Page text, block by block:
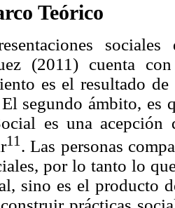
Teórico
(2011) cuenta
es el resultado
segundo ámbito,
es una
11 . Las personas
por lo tanto lo
sino es el producto